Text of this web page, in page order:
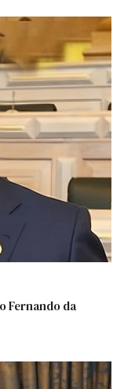
Fernando da